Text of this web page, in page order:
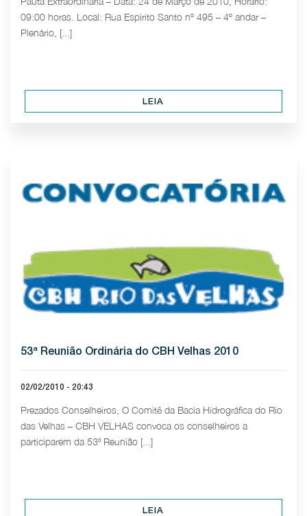
09:00 horas. Local: Rua Espirito Santo nº 495 – 4º andar –
Plenário, [...]
LEIA
53ª Reunião Ordinária do CBH Velhas 2010
02/02/2010 - 20:43
Prezados Conselheiros, O Comitê da Bacia Hidrográfica do Rio
das Velhas – CBH VELHAS convoca os conselheiros a
participarem da 53ª Reunião [...]
LEIA